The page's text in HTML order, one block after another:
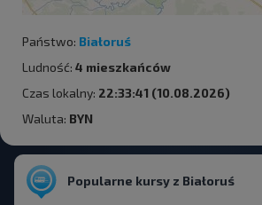
Państwo: Białoruś
Ludność: 4 mieszkańców
Czas lokalny: 22:33:41 (10.08.2026)
Waluta: BYN
Popularne kursy z Białoruś